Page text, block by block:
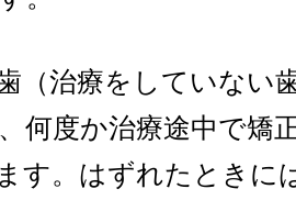
（治療をしていない
何度か治療途中で矯
す。はずれたときに